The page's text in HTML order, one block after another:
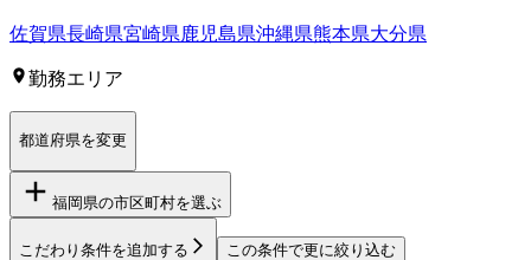
佐賀県長崎県宮崎県鹿児島県沖縄県熊本県大分県
勤務エリア
都道府県を変更
福岡県の市区町村を選ぶ
こだわり条件を追加する この条件で更に絞り込む